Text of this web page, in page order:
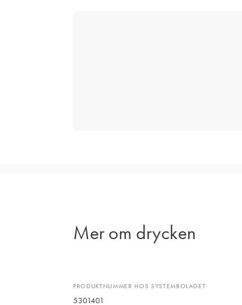
Mer om drycken
PRODUKTNUMMER HOS SYSTEMBOLAGET
5301401